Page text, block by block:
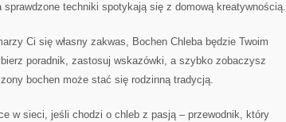
sprawdzone techniki spotykają się z domową kreatywnością.
Ci się własny zakwas, Bochen Chleba będzie Twoim
poradnik, zastosuj wskazówki, a szybko zobaczysz
bochen może stać się rodzinną tradycją.
w sieci, jeśli chodzi o chleb z pasją – przewodnik, który